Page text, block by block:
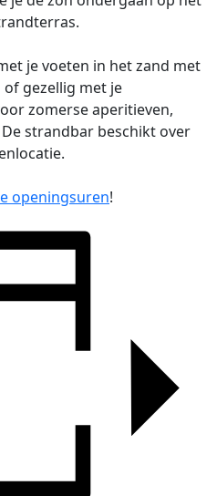
je voeten in het zand met
of gezellig met je
zomerse aperitieven,
strandbar beschikt over
openingsuren!